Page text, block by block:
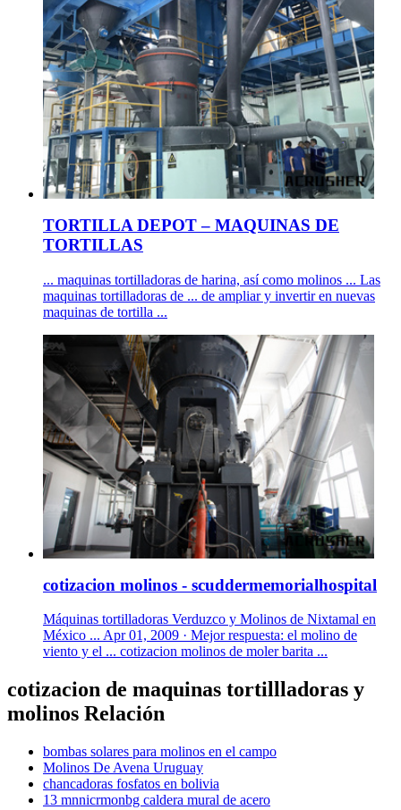
TORTILLA DEPOT – MAQUINAS DE
TORTILLAS
... maquinas tortilladoras de harina, así como molinos ... Las
maquinas tortilladoras de ... de ampliar y invertir en nuevas
maquinas de tortilla ...
cotizacion molinos - scuddermemorialhospital
Máquinas tortilladoras Verduzco y Molinos de Nixtamal en
México ... Apr 01, 2009 · Mejor respuesta: el molino de
viento y el ... cotizacion molinos de moler barita ...
cotizacion de maquinas tortillladoras y
molinos Relación
bombas solares para molinos en el campo
Molinos De Avena Uruguay
chancadoras fosfatos en bolivia
13 mnnicrmonbg caldera mural de acero